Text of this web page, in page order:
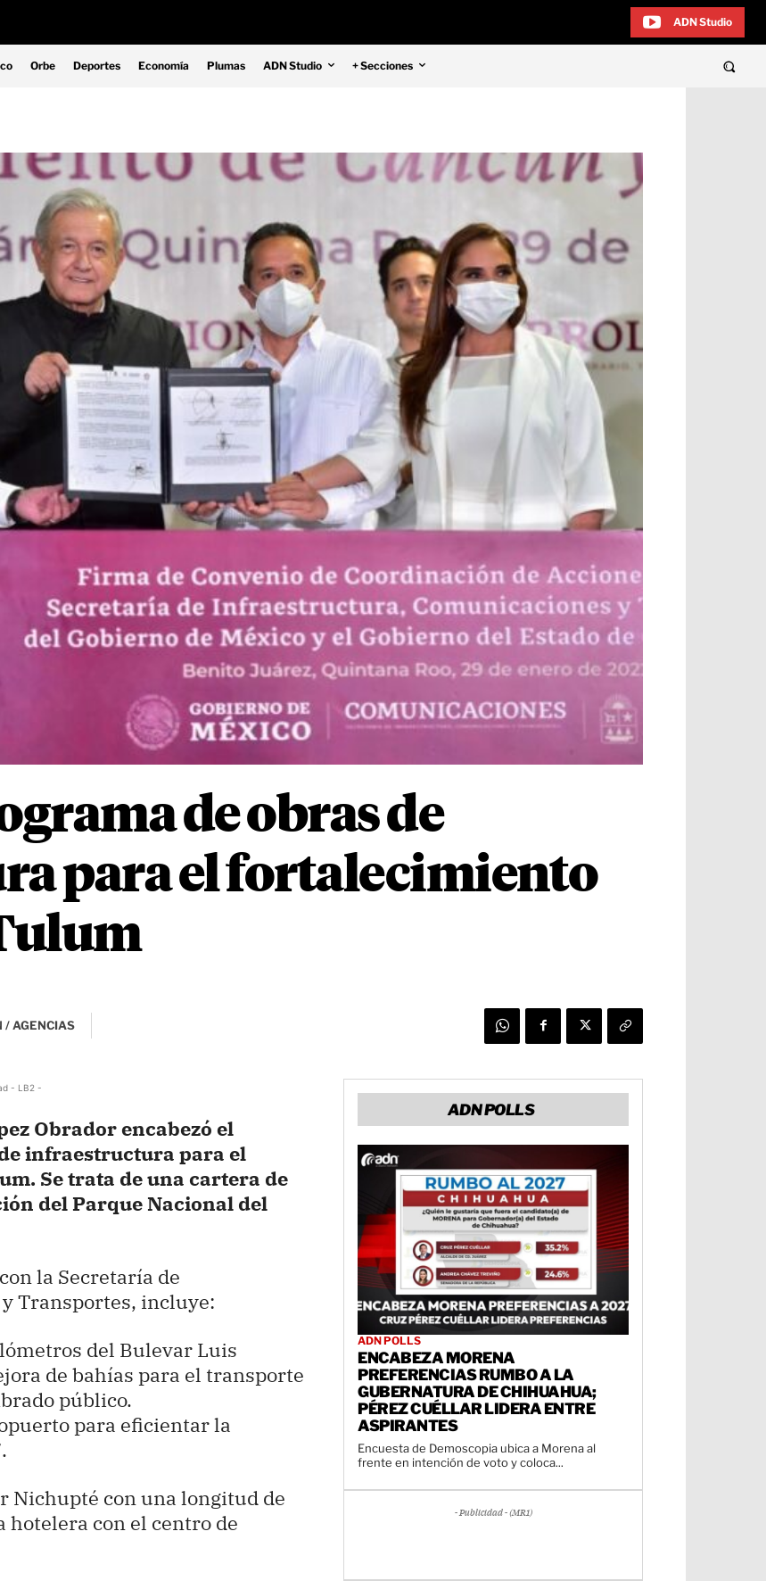
ADN Studio
Orbe Deportes Economía Plumas ADN Studio + Secciones
de obras de
para el fortalecimiento
/ AGENCIAS
- LB2 -
Obrador encabezó el
infraestructura para el
Se trata de una cartera de
del Parque Nacional del
la Secretaría de
Transportes, incluye:
del Bulevar Luis
de bahías para el transporte
público.
para eficientar la
Nichupté con una longitud de
hotelera con el centro de
ADN POLLS
ADN POLLS
ENCABEZA MORENA
PREFERENCIAS RUMBO A LA
GUBERNATURA DE CHIHUAHUA;
PÉREZ CUÉLLAR LIDERA ENTRE
ASPIRANTES
Encuesta de Demoscopia ubica a Morena al
frente en intención de voto y coloca...
- Publicidad - (MR1)